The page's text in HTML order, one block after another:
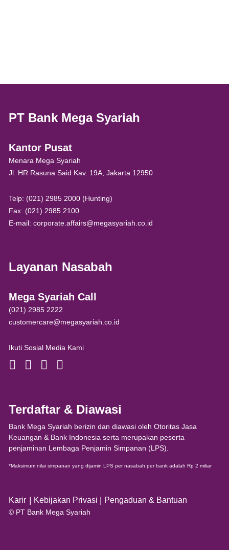
PT Bank Mega Syariah
Kantor Pusat
Menara Mega Syariah
Jl. HR Rasuna Said Kav. 19A, Jakarta 12950
Telp: (021) 2985 2000 (Hunting)
Fax: (021) 2985 2100
E-mail: corporate.affairs@megasyariah.co.id
Layanan Nasabah
Mega Syariah Call
(021) 2985 2222
customercare@megasyariah.co.id
Ikuti Sosial Media Kami
Terdaftar & Diawasi
Bank Mega Syariah berizin dan diawasi oleh Otoritas Jasa
Keuangan & Bank Indonesia serta merupakan peserta
penjaminan Lembaga Penjamin Simpanan (LPS).
*Maksimum nilai simpanan yang dijamin LPS per nasabah per bank adalah Rp 2 miliar
Karir | Kebijakan Privasi | Pengaduan & Bantuan
© PT Bank Mega Syariah